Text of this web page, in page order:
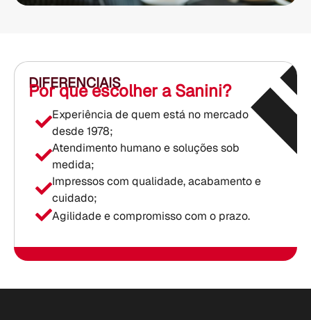
Experiência de quem está no mercado
desde 1978;
Atendimento humano e soluções sob
medida;
Impressos com qualidade, acabamento e
cuidado;
Agilidade e compromisso com o prazo.
DIFERENCIAIS
Por que escolher a Sanini?